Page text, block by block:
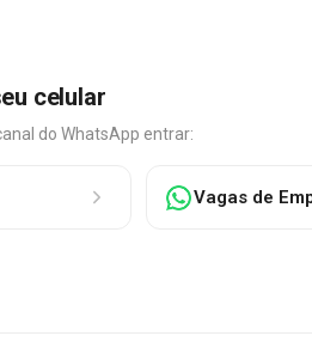
celular
do WhatsApp entrar:
Vagas de